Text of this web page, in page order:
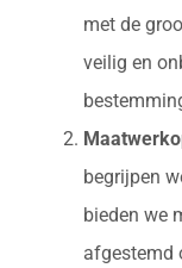
met de
veilig en
begrijpen
bieden we
afgestemd